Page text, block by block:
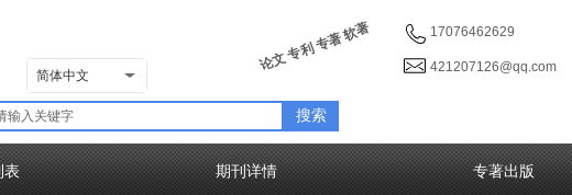
17076462629
421207126@qq.com
简体中文
论文 专利 专著 软著
搜索
表 期刊详情 专著出版